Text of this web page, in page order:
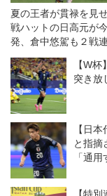
夏の王者が貫禄を見
戦ハットの日高元が
発、倉中悠駕も２戦
学園が水口に４−０快
戦】
【W
突き放
【日
と指摘
「通